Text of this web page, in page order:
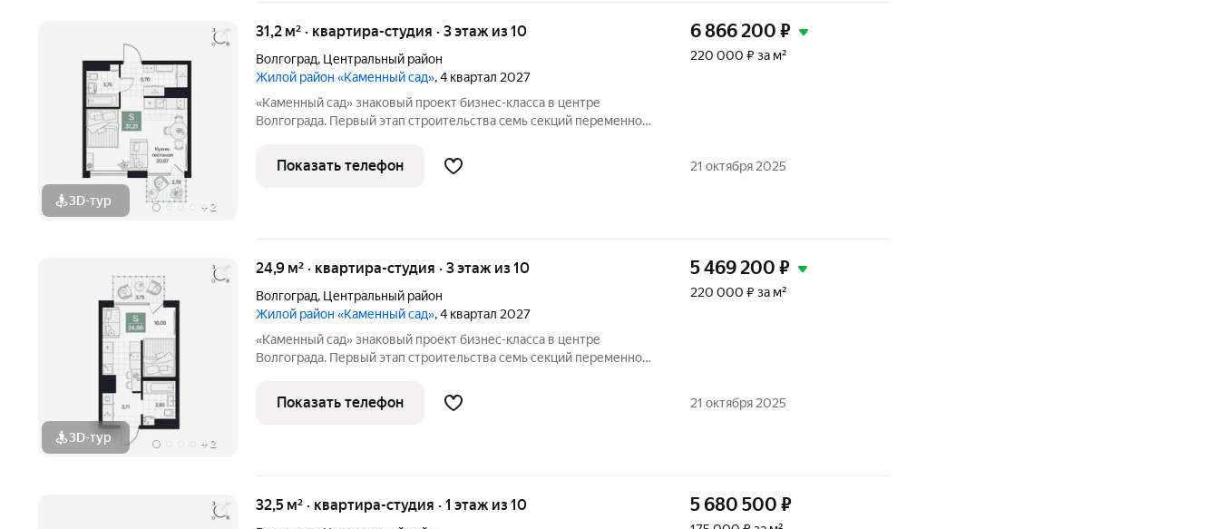
3D-тур + 2
31,2 м² · квартира-студия · 3 этаж из 10
Волгоград, Центральный район
Жилой район «Каменный сад», 4 квартал 2027
«Каменный сад» знаковый проект бизнес-класса в центре
Волгограда. Первый этап строительства семь секций переменной
приватный двор, свободный от машин. С верхних этажей
открываются панорамные
6 866 200 ₽
220 000 ₽ за м²
Показать телефон 21 октября 2025
3D-тур + 2
24,9 м² · квартира-студия · 3 этаж из 10
Волгоград, Центральный район
Жилой район «Каменный сад», 4 квартал 2027
«Каменный сад» знаковый проект бизнес-класса в центре
Волгограда. Первый этап строительства семь секций переменной
приватный двор, свободный от машин. С верхних этажей
открываются панорамные
5 469 200 ₽
220 000 ₽ за м²
Показать телефон 21 октября 2025
32,5 м² · квартира-студия · 1 этаж из 10 5 680 500 ₽